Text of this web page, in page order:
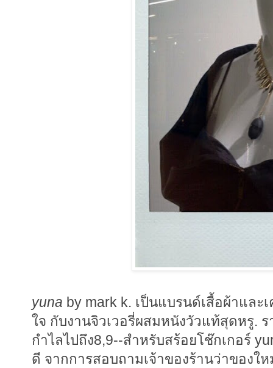
yuna by mark k. เป็นแบรนด์เสื้อผ้าแล
ใจ กับงานจิวเวอรี่ผสมหนังวัวแท้สุดหรู.
กำไลไปถึง8,9--สำหรับสร้อยโช๊กเกอร์
ดี จากการสอบถามเจ้าของร้านว่าของใ